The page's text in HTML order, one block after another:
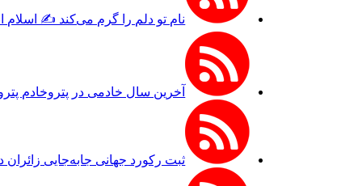
نام تو دلم را گرم می‌کند ✍️ اسلام
آخرین سال خادمی در پتروخادم
ثبت رکورد جهانی جابه‌جایی